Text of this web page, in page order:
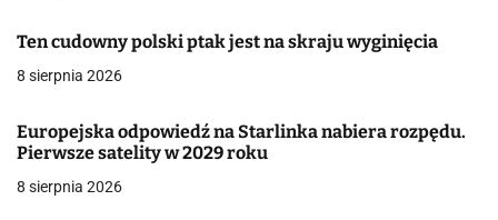
w
p
s
u
Ten cudowny polski ptak jest na skraju wyginięcia
8 sierpnia 2026
Europejska odpowiedź na Starlinka nabiera rozpędu.
Pierwsze satelity w 2029 roku
8 sierpnia 2026